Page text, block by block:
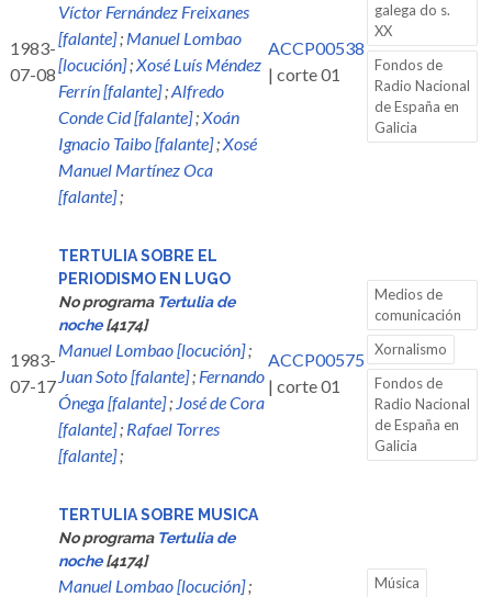
1983-
07-08
Víctor Fernández Freixanes
[falante]; Manuel Lombao
[locución];Xosé Luís Méndez
Ferrín [falante];Alfredo
Conde Cid [falante];Xoán
Ignacio Taibo [falante];Xosé
Manuel Martínez Oca
[falante];
ACCP00538
| corte 01
galega do s.
XX
Fondos de
Radio Nacional
de España en
Galicia
1983-
07-17
TERTULIA SOBRE EL
PERIODISMO EN LUGO
No programa Tertulia de
noche[4174]
Manuel Lombao [locución];
Juan Soto [falante]; Fernando
Ónega [falante]; José de Cora
[falante]; Rafael Torres
[falante];
ACCP00575
| corte 01
Medios de
comunicación
Xornalismo
Fondos de
Radio Nacional
de España en
Galicia
TERTULIA SOBRE MUSICA
No programa Tertulia de
noche[4174]
Manuel Lombao [locución];
Música